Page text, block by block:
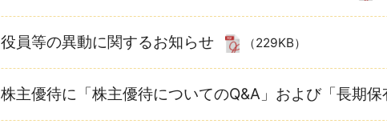
役員等の異動に関するお知らせ （229KB）
株主優待に「株主優待についてのQ&A」および「長期